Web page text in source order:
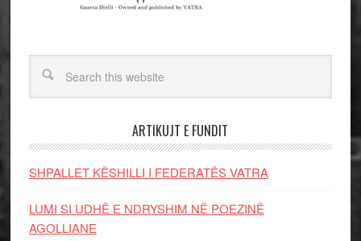
ARTIKUJT E FUNDIT
SHPALLET KËSHILLI I FEDERATËS VATRA
LUMI SI UDHË E NDRYSHIM NË POEZINË
AGOLLIANE